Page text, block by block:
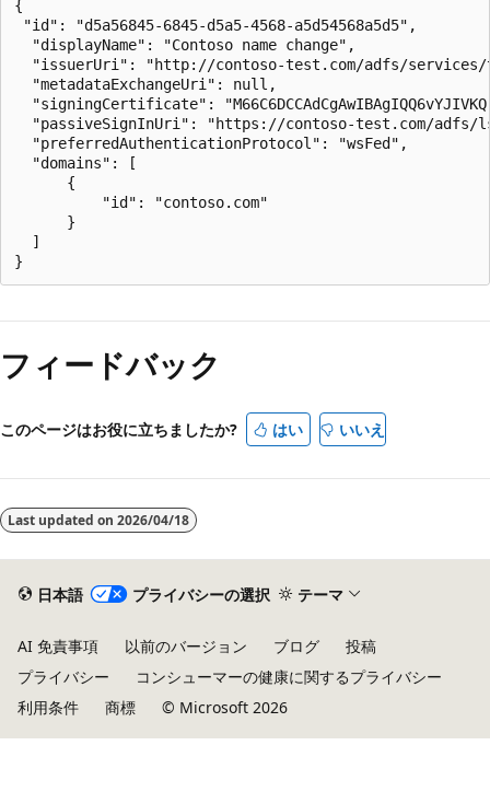
{
"id": "d5a56845-6845-d5a5-4568-a5d54568a5d5",
  "displayName": "Contoso name change",
"issuerUri": "http://contoso-test.com/adfs/
  "metadataExchangeUri": null,
"signingCertificate":
"passiveSignInUri": "https://contoso-test.com/adfs/
  "preferredAuthenticationProtocol": "wsFed",
  "domains": [
      {
          "id": "contoso.com"
      }
  ]
フィードバック
このページはお役に立ちましたか? はい いいえ
Last updated on 2026/04/18
日本語 プライバシーの選択 テーマ
AI 免責事項 以前のバージョン ブログ
投稿
プライバシー
コンシューマーの健康に関するプライバシー
利用条件
商標 © Microsoft 2026